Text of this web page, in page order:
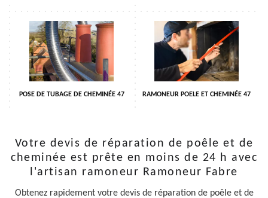
POSE DE TUBAGE DE CHEMINÉE 47 RAMONEUR POELE ET CHEMINÉE 47
Votre devis de réparation de poêle et de
cheminée est prête en moins de 24 h avec
l'artisan ramoneur Ramoneur Fabre
Obtenez rapidement votre devis de réparation de poêle et de